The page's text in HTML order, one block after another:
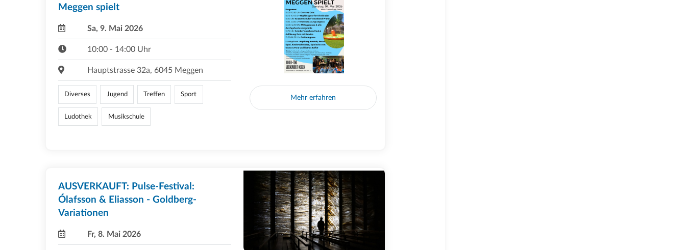
Meggen spielt
Sa, 9. Mai 2026
10:00 - 14:00 Uhr
Hauptstrasse 32a, 6045 Meggen
Diverses Jugend Treffen Sport
Ludothek Musikschule
Mehr erfahren
AUSVERKAUFT: Pulse-Festival:
Ólafsson & Eliasson - Goldberg-
Variationen
Fr, 8. Mai 2026